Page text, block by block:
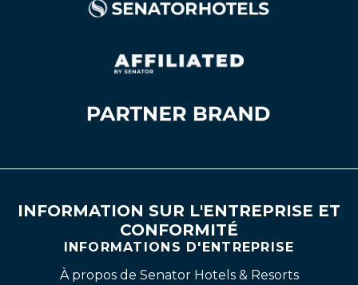
INFORMATION SUR L'ENTREPRISE ET
CONFORMITÉ
INFORMATIONS D'ENTREPRISE
À propos de Senator Hotels & Resorts